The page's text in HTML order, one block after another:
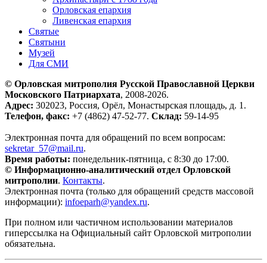
Орловская епархия
Ливенская епархия
Святые
Святыни
Музей
Для СМИ
© Орловская митрополия Русской Православной Церкви
Московского Патриархата, 2008-2026.
Адрес: 302023, Россия, Орёл, Монастырская площадь, д. 1.
Телефон, факс: +7 (4862) 47-52-77. Склад: 59-14-95
Электронная почта для обращений по всем вопросам:
sekretar_57@mail.ru.
Время работы: понедельник-пятница, с 8:30 до 17:00.
© Информационно-аналитический отдел Орловской
митрополии. Контакты.
Электронная почта (только для обращений средств массовой
информации): infoeparh@yandex.ru.
При полном или частичном использовании материалов
гиперссылка на Официальный сайт Орловской митрополии
обязательна.